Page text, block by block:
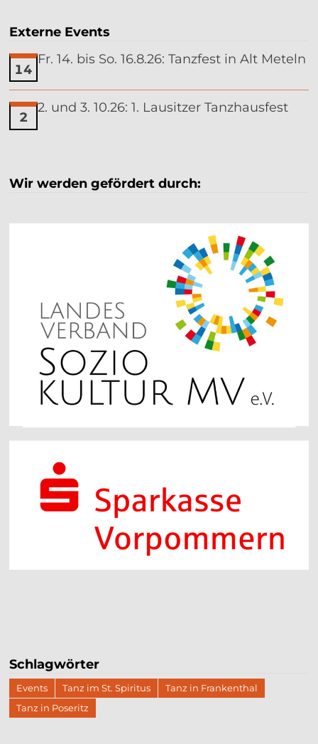
Externe Events
14
Fr. 14. bis So. 16.8.26: Tanzfest in Alt Meteln
2
2. und 3. 10.26: 1. Lausitzer Tanzhausfest
Wir werden gefördert durch:
Schlagwörter
Events Tanz im St. Spiritus
Tanz in Frankenthal
Tanz in Poseritz